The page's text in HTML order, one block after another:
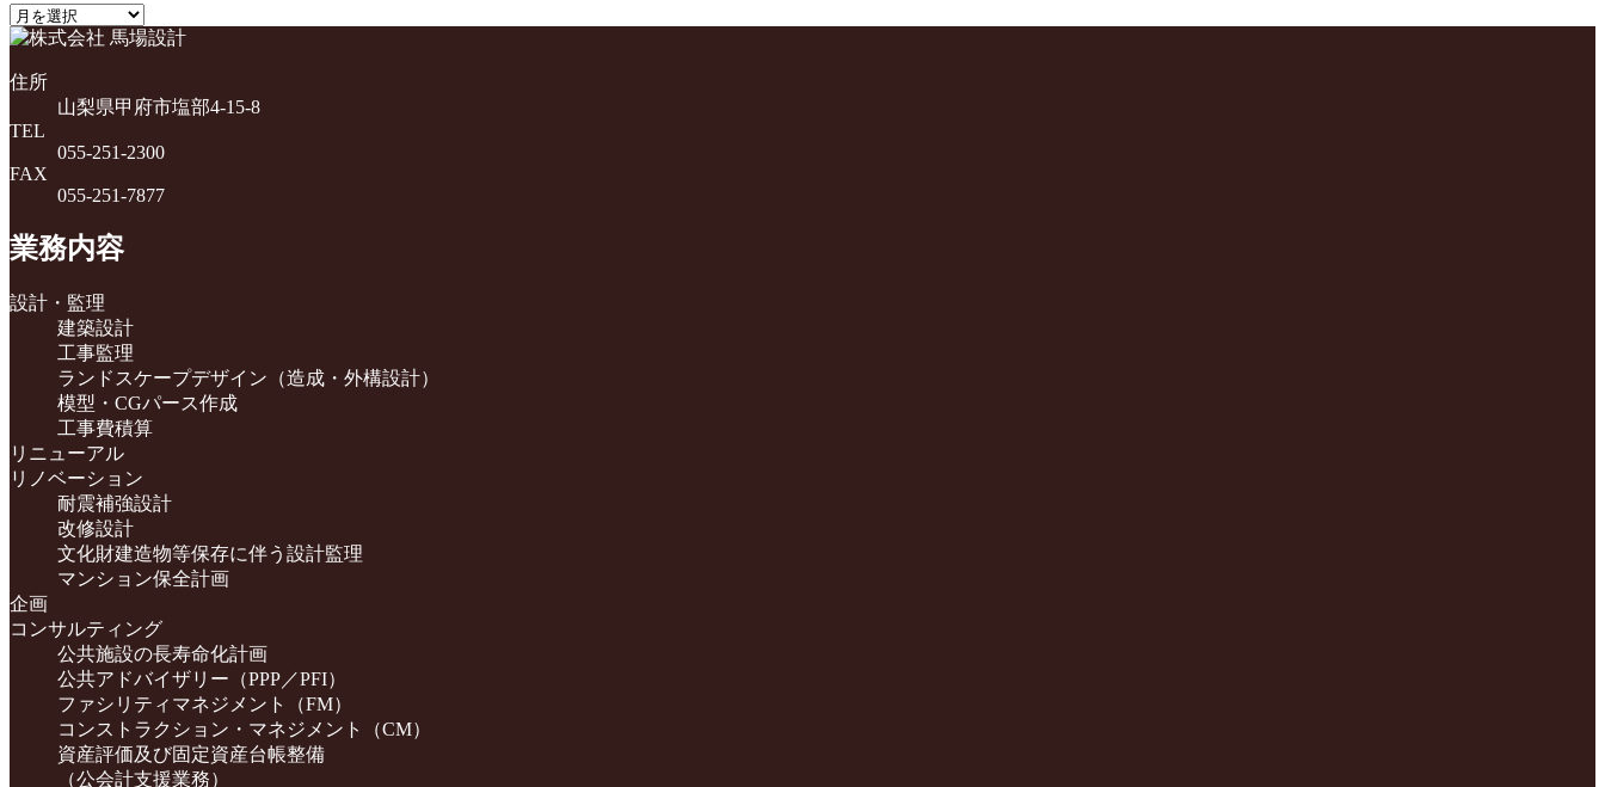
ア
ー
イ
住所
山梨県甲府市塩部4-15-8
TEL
055-251-2300
FAX
055-251-7877
業務内容
設計・監理
建築設計
工事監理
ランドスケープデザイン（造成・外構設計）
模型・CGパース作成
工事費積算
リニューアル
リノベーション
耐震補強設計
改修設計
文化財建造物等保存に伴う設計監理
マンション保全計画
企画
コンサルティング
公共施設の長寿命化計画
公共アドバイザリー（PPP／PFI）
ファシリティマネジメント（FM）
コンストラクション・マネジメント（CM）
資産評価及び固定資産台帳整備
（公会計支援業務）